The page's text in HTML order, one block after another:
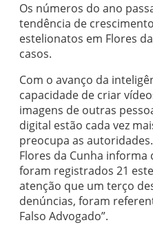
Os números do ano
tendência de
estelionatos em Flores
casos.
Com o avanço da
capacidade de criar
imagens de outras
digital estão cada vez
preocupa as
Flores da Cunha informa
foram registrados 21
atenção que um terço
denúncias, foram
Falso Advogado”.